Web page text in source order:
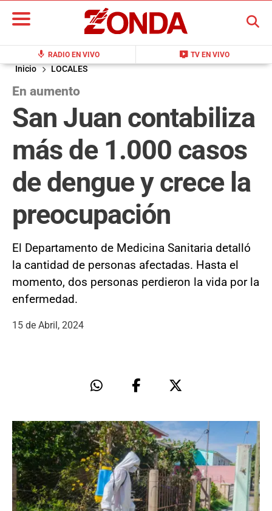
mic RADIO EN VIVO live_tv TV EN VIVO
BUSCAR
Inicio LOCALES
En aumento
San Juan contabiliza
más de 1.000 casos
de dengue y crece la
preocupación
El Departamento de Medicina Sanitaria detalló
la cantidad de personas afectadas. Hasta el
momento, dos personas perdieron la vida por la
enfermedad.
15 de Abril, 2024